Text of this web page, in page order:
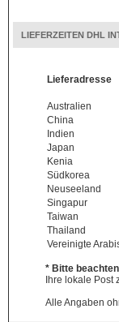
LIEFERZEITEN DHL
Lieferadresse
Australien
China
Indien
Japan
Kenia
Südkorea
Neuseeland
Singapur
Taiwan
Thailand
Vereinigte
* Bitte
Ihre lokale Post
Alle Angaben